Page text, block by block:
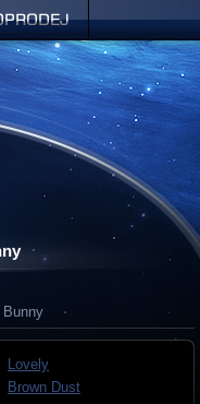
Bunny
Lovely
Brown Dust